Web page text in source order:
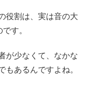
役割は、実は音の大
す。
が少なくて、なかな
もあるんですよね。